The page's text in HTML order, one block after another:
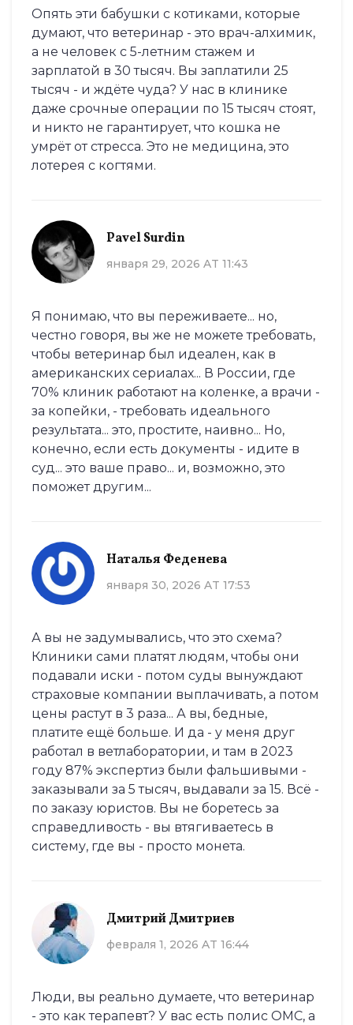
Опять эти бабушки с котиками, которые
думают, что ветеринар - это врач-алхимик,
а не человек с 5-летним стажем и
зарплатой в 30 тысяч. Вы заплатили 25
тысяч - и ждёте чуда? У нас в клинике
даже срочные операции по 15 тысяч стоят,
и никто не гарантирует, что кошка не
умрёт от стресса. Это не медицина, это
лотерея с когтями.
Pavel Surdin
января 29, 2026 AT 11:43
Я понимаю, что вы переживаете... но,
честно говоря, вы же не можете требовать,
чтобы ветеринар был идеален, как в
американских сериалах... В России, где
70% клиник работают на коленке, а врачи -
за копейки, - требовать идеального
результата... это, простите, наивно... Но,
конечно, если есть документы - идите в
суд... это ваше право... и, возможно, это
поможет другим...
Наталья Феденева
января 30, 2026 AT 17:53
А вы не задумывались, что это схема?
Клиники сами платят людям, чтобы они
подавали иски - потом суды вынуждают
страховые компании выплачивать, а потом
цены растут в 3 раза... А вы, бедные,
платите ещё больше. И да - у меня друг
работал в ветлаборатории, и там в 2023
году 87% экспертиз были фальшивыми -
заказывали за 5 тысяч, выдавали за 15. Всё -
по заказу юристов. Вы не боретесь за
справедливость - вы втягиваетесь в
систему, где вы - просто монета.
Дмитрий Дмитриев
февраля 1, 2026 AT 16:44
Люди, вы реально думаете, что ветеринар
- это как терапевт? У вас есть полис ОМС, а